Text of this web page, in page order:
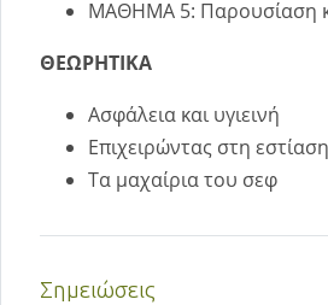
ΜΑΘΗΜΑ 5: Παρουσίαση
ΘΕΩΡΗΤΙΚΑ
Ασφάλεια και υγιεινή
Επιχειρώντας στη εστίαση
Τα μαχαίρια του σεφ
Σημειώσεις